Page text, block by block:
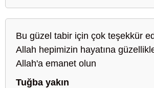
Bu güzel tabir için çok teşekkür
Allah hepimizin hayatına
Allah'a emanet olun
Tuğba yakın